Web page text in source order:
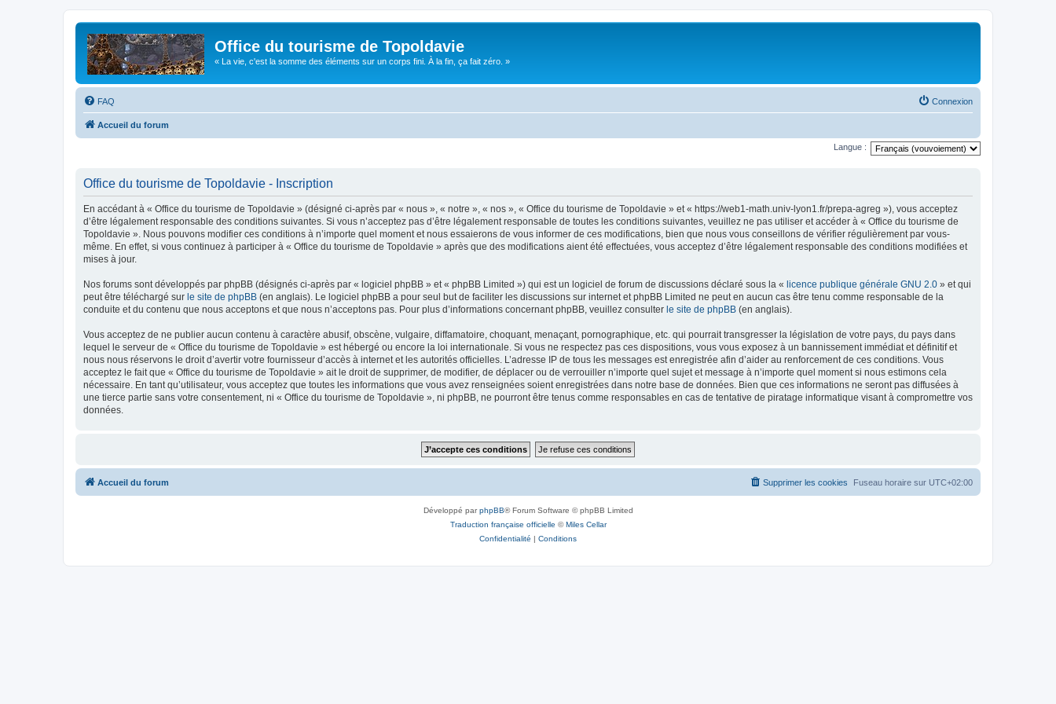
Office du tourisme de Topoldavie
« La vie, c'est la somme des éléments sur un corps fini. À la fin, ça fait zéro. »
FAQ Connexion
Accueil du forum
Langue :
Office du tourisme de Topoldavie - Inscription
En accédant à « Office du tourisme de Topoldavie » (désigné ci-après par « nous », « notre », « nos », « Office du tourisme de Topoldavie » et « https://web1-math.univ-lyon1.fr/prepa-agreg »), vous acceptez
d’être légalement responsable des conditions suivantes. Si vous n’acceptez pas d’être légalement responsable de toutes les conditions suivantes, veuillez ne pas utiliser et accéder à « Office du tourisme de
Topoldavie ». Nous pouvons modifier ces conditions à n’importe quel moment et nous essaierons de vous informer de ces modifications, bien que nous vous conseillons de vérifier régulièrement par vous-
même. En effet, si vous continuez à participer à « Office du tourisme de Topoldavie » après que des modifications aient été effectuées, vous acceptez d’être légalement responsable des conditions modifiées et
mises à jour.
Nos forums sont développés par phpBB (désignés ci-après par « logiciel phpBB » et « phpBB Limited ») qui est un logiciel de forum de discussions déclaré sous la « licence publique générale GNU 2.0 » et qui
peut être téléchargé sur le site de phpBB (en anglais). Le logiciel phpBB a pour seul but de faciliter les discussions sur internet et phpBB Limited ne peut en aucun cas être tenu comme responsable de la
conduite et du contenu que nous acceptons et que nous n’acceptons pas. Pour plus d’informations concernant phpBB, veuillez consulter le site de phpBB (en anglais).
Vous acceptez de ne publier aucun contenu à caractère abusif, obscène, vulgaire, diffamatoire, choquant, menaçant, pornographique, etc. qui pourrait transgresser la législation de votre pays, du pays dans
lequel le serveur de « Office du tourisme de Topoldavie » est hébergé ou encore la loi internationale. Si vous ne respectez pas ces dispositions, vous vous exposez à un bannissement immédiat et définitif et
nous nous réservons le droit d’avertir votre fournisseur d’accès à internet et les autorités officielles. L’adresse IP de tous les messages est enregistrée afin d’aider au renforcement de ces conditions. Vous
acceptez le fait que « Office du tourisme de Topoldavie » ait le droit de supprimer, de modifier, de déplacer ou de verrouiller n’importe quel sujet et message à n’importe quel moment si nous estimons cela
nécessaire. En tant qu’utilisateur, vous acceptez que toutes les informations que vous avez renseignées soient enregistrées dans notre base de données. Bien que ces informations ne seront pas diffusées à
une tierce partie sans votre consentement, ni « Office du tourisme de Topoldavie », ni phpBB, ne pourront être tenus comme responsables en cas de tentative de piratage informatique visant à compromettre vos
données.
Accueil du forum Fuseau horaire sur UTC+02:00
Supprimer les cookies
Développé parphpBB® Forum Software © phpBB Limited
Traduction française officielle ©Miles Cellar
Confidentialité | Conditions